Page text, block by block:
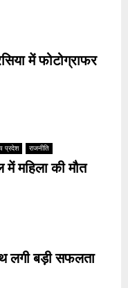
में फोटोग्राफर
प्रदेश राजनीति
में महिला की मौत
लगी बड़ी सफलता